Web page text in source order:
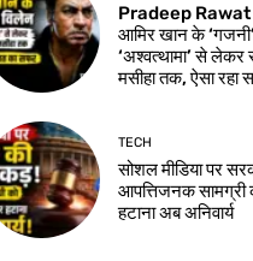
Pradeep Rawat
आमिर खान के
‘अश्वत्थामा’ से
मसीहा तक, ऐसा रहा
TECH
सोशल मीडिया पर
आपत्तिजनक
हटाना अब अनिवार्य